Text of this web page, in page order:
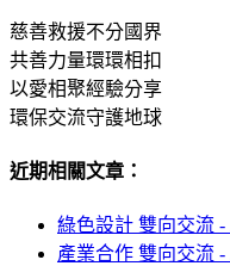
慈善救援不分國界
共善力量環環相扣
以愛相聚經驗分享
環保交流守護地球
近期相關文章：
綠色設計 雙向交流 -
產業合作 雙向交流 -